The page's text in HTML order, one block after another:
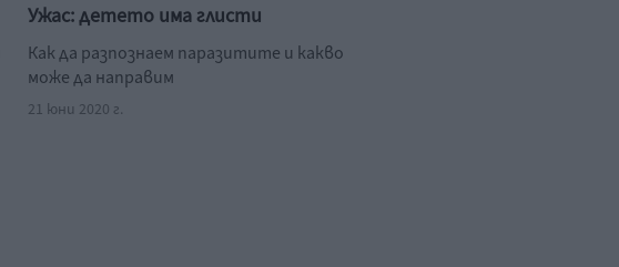
Ужас: детето има глисти
Как да разпознаем паразитите и какво
може да направим
21 юни 2020 г.